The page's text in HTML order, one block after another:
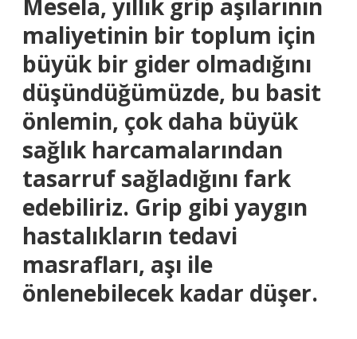
Mesela, yıllık grip aşılarının
maliyetinin bir toplum için
büyük bir gider olmadığını
düşündüğümüzde, bu basit
önlemin, çok daha büyük
sağlık harcamalarından
tasarruf sağladığını fark
edebiliriz. Grip gibi yaygın
hastalıkların tedavi
masrafları, aşı ile
önlenebilecek kadar düşer.